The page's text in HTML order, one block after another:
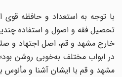
با توجه به استعداد و حافظه‌
تحصیل فقه و اصول و استفاده‌
خارج مشهد و قم، اصل اجتهاد و
در ابواب مختلف به‌خوبی روشن
مشهد و قم با ایشان آشنا و مأنوس